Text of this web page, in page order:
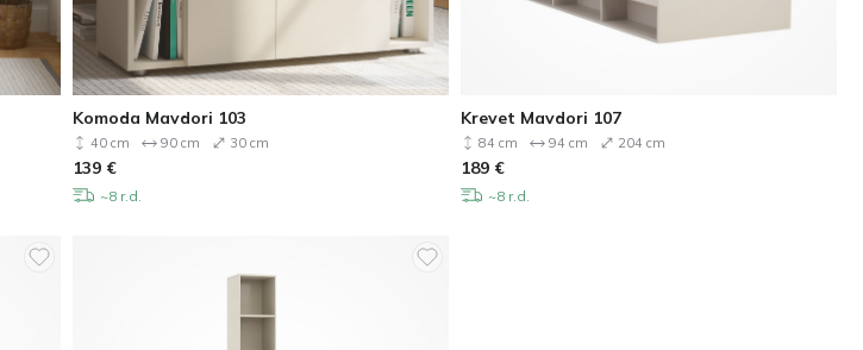
Komoda Mavdori 103
40 cm 90 cm 30 cm
139 €
~8 r.d.
Krevet Mavdori 107
84 cm 94 cm 204 cm
189 €
~8 r.d.